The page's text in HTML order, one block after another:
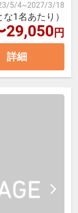
味覚と温泉
最終入場
】
かな環境の
のゆったり
しくださ
仕上げる季
くださ
5/4~2027/3/18
1名あたり）
29,050円
詳細